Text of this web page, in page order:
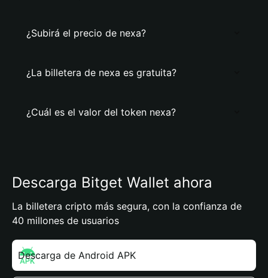
¿Subirá el precio de nexa?
¿La billetera de nexa es gratuita?
¿Cuál es el valor del token nexa?
Descarga Bitget Wallet ahora
La billetera cripto más segura, con la confianza de
40 millones de usuarios
Descarga de Android APK